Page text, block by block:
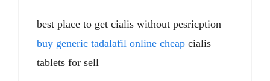
best place to get cialis without pesricption –
buy generic tadalafil online cheap cialis
tablets for sell